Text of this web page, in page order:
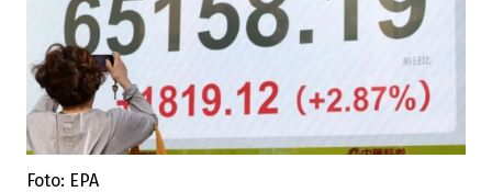
Foto: EPA